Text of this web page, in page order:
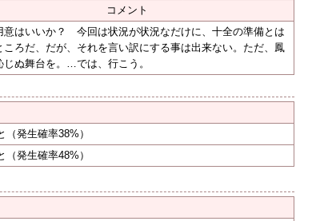
コメント
意はいいか？ 今回は状況が状況なだけに、十全の準備とは
ころだ、だが、それを言い訳にする事は出来ない。ただ、鳳
じぬ舞台を。…では、行こう。
（発生確率38%）
（発生確率48%）